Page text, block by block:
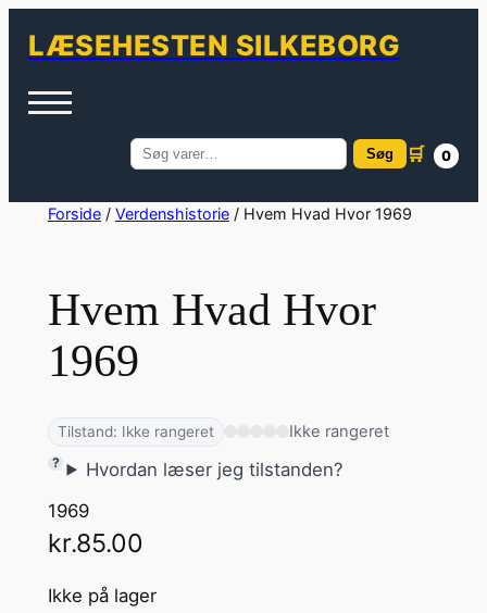
LÆSEHESTEN SILKEBORG
Søg
Søg 🛒 0
SpringForside/ Verdenshistorie/ Hvem Hvad Hvor 1969
Hvem Hvad Hvor
1969
Tilstand: Ikke rangeret Ikke rangeret
Hvordan læser jeg tilstanden?
1969
kr.85.00
Ikke på lager